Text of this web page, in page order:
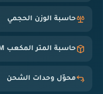
حاسبة الوزن الحجمي
حاسبة المتر المكعب CBM
محوّل وحدات الشحن